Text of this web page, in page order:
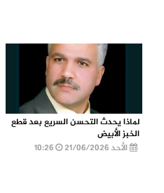
لماذا يحدث التحسن السريع بعد قطع
الخبز الأبيض
الأحد 21/06/2026